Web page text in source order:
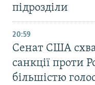
підрозділи
20:59
Cенат США
санкції проти
більшістю